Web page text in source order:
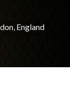
England